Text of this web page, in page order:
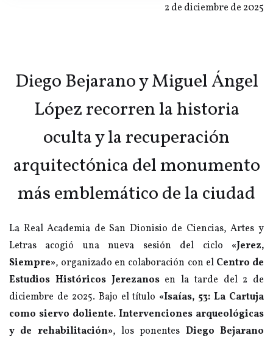
2 de diciembre de 2025
Diego Bejarano y Miguel Ángel
López recorren la historia
oculta y la recuperación
arquitectónica del monumento
más emblemático de la ciudad
La Real Academia de San Dionisio de Ciencias, Artes y
Letras acogió una nueva sesión del ciclo «Jerez,
Siempre», organizado en colaboración con el Centro de
Estudios Históricos Jerezanosen la tarde del 2 de
diciembre de 2025. Bajo el título «Isaías, 53: La Cartuja
como siervo doliente. Intervenciones arqueológicas
y de rehabilitación», los ponentes Diego Bejarano